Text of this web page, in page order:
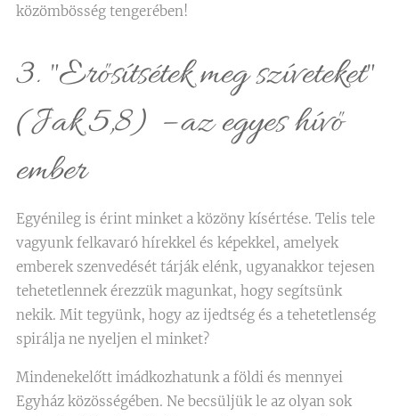
közömbösség tengerében!
3. "Erősítsétek meg szíveteket"
(Jak 5,8) – az egyes hívő
ember
Egyénileg is érint minket a közöny kísértése. Telis tele
vagyunk felkavaró hírekkel és képekkel, amelyek
emberek szenvedését tárják elénk, ugyanakkor tejesen
tehetetlennek érezzük magunkat, hogy segítsünk
nekik. Mit tegyünk, hogy az ijedtség és a tehetetlenség
spirálja ne nyeljen el minket?
Mindenekelőtt imádkozhatunk a földi és mennyei
Egyház közösségében. Ne becsüljük le az olyan sok